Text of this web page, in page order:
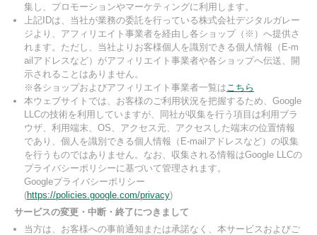
集し、プロモーションやマーケティングに利用します。
上記IDは、当社が業務の委託を行っている株式会社デジタルガレー
ジより、アフィリエイト事業者を経由し各ショップ（※）へ提供さ
れます。ただし、当社よりお客様個人を識別できる個人情報（E-m
ailアドレスなど）がアフィリエイト事業者や各ショップへ伝送、開
示されることはありません。
※各ショップおよびアフィリエイト事業者一覧は こちら
本ウェブサイトでは、お客様のご利用状況を把握するため、Google
LLCの技術を利用していますが、同社が収集を行う項目は利用ブラ
ウザ、利用端末、OS、アクセス元、アクセスした端末の位置情報
であり、個人を識別できる個人情報（E-mailアドレスなど）の収集
を行うものではありません。なお、収集される情報はGoogle LLCの
プライバシーポリシーに基づいて管理されます。
Googleプライバシーポリシー
(https://policies.google.com/privacy)
サービスの変更・中断・終了につきまして
当方は、お客様への事前通知または承諾なく、本サービスおよびご